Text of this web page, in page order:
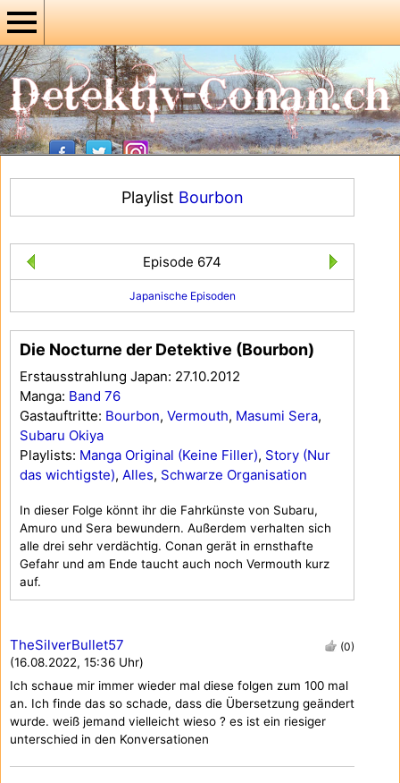
TheSilverBullet57
(16.08.2022, 15:36 Uhr)
(0)
Ich schaue mir immer wieder mal diese folgen zum 100 mal
an. Ich finde das so schade, dass die Übersetzung geändert
wurde. weiß jemand vielleicht wieso ? es ist ein riesiger
unterschied in den Konversationen
Playlist Bourbon
Episode 674
Japanische Episoden
Die Nocturne der Detektive (Bourbon)
Erstausstrahlung Japan: 27.10.2012
Manga: Band 76
Gastauftritte: Bourbon, Vermouth, Masumi Sera,
Subaru Okiya
Playlists: Manga Original (Keine Filler), Story (Nur
das wichtigste), Alles, Schwarze Organisation
In dieser Folge könnt ihr die Fahrkünste von Subaru,
Amuro und Sera bewundern. Außerdem verhalten sich
alle drei sehr verdächtig. Conan gerät in ernsthafte
Gefahr und am Ende taucht auch noch Vermouth kurz
auf.